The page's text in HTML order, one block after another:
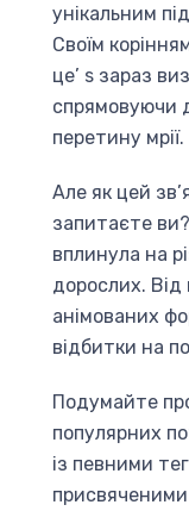
унікальним
Своїм
це’ s зараз
спрямовуючи
перетину мрії.
Але як цей
запитаєте
вплинула на
дорослих. Від
анімованих
відбитки на
Подумайте
популярних
із певними